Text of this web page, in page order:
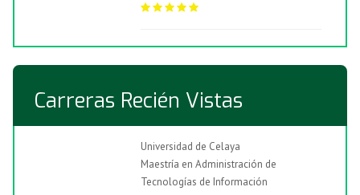
Carreras Recién Vistas
Universidad de Celaya
Maestría en Administración de
Tecnologías de Información